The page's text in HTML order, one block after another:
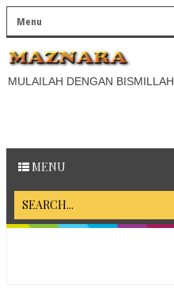
MULAILAH DENGAN BISMILLAH
MENU